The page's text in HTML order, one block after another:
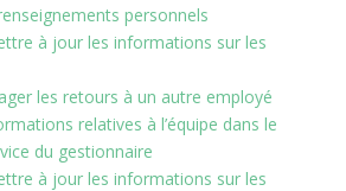
personnels
à jour les informations sur les
les retours à un autre employé
relatives à l’équipe dans le
du gestionnaire
à jour les informations sur les